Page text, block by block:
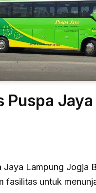
Puspa
Jaya Lampung Jogja
fasilitas untuk